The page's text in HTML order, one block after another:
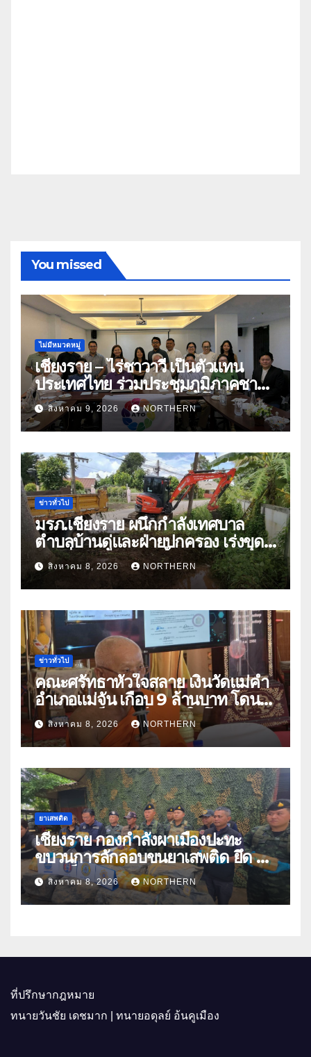
You missed
ไม่มีหมวดหมู่
เชียงราย – ไร่ชาวาวี เป็นตัวแทน
ประเทศไทย ร่วมประชุมภูมิภาคชา
อาเซียน ATO 2026 ที่อินโดนีเซีย
หารืออนาคตอุตสาหกรรมชา
ท่ามกลางความท้าทายโลก
สิงหาคม 9, 2026 NORTHERN
ข่าวทั่วไป
มรภ.เชียงราย ผนึกกำลังเทศบาล
ตำบลบ้านดู่และฝ่ายปกครอง เร่งขุด
ลอกสิ่งกีดขวางทางน้ำ ป้องกันและลด
ปัญหาน้ำท่วม
สิงหาคม 8, 2026 NORTHERN
ข่าวทั่วไป
คณะศรัทธาหัวใจสลาย เงินวัดแม่คำ
อำเภอแม่จัน เกือบ 9 ล้านบาท โดน
แก๊งคอลเซ็นเตอร์หลอกให้โอนข้าม
ปีกว่า 66 บัญชี
สิงหาคม 8, 2026 NORTHERN
ยาเสพติด
เชียงราย กองกำลังผาเมืองปะทะ
ขบวนการลักลอบขนยาเสพติด ยึด 2
ล้านเม็ด
สิงหาคม 8, 2026 NORTHERN
ที่ปรึกษากฎหมาย
ทนายวันชัย เดชมาก | ทนายอดุลย์ อ้นคูเมือง